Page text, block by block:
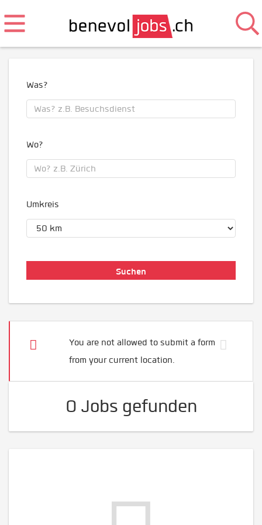
Was?
Wo?
Umkreis
You are not allowed to submit a form
from your current location.
0 Jobs gefunden